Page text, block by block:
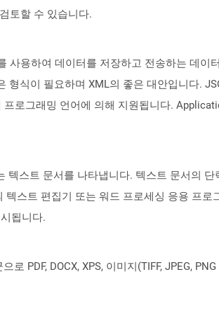
토할 수 있습니다.
사용하여 데이터를 저장하고 전송하는 데이
식이 필요하며 XML의 좋은 대안입니다.
로그래밍 언어에 의해 지원됩니다.
스트 문서를 나타냅니다. 텍스트 문서의
스트 편집기 또는 워드 프로세싱 응용 프
됩니다.
PDF, DOCX, XPS, 이미지(TIFF, JPEG,